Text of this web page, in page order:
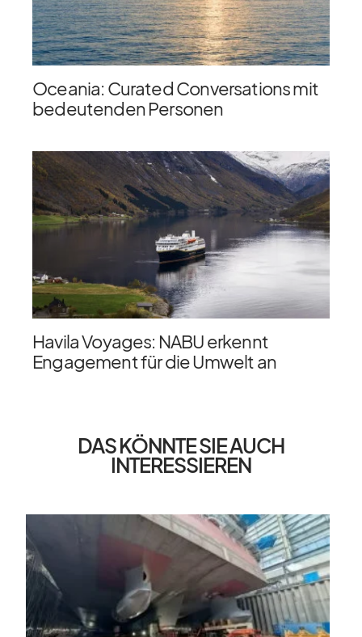
Oceania: Curated Conversations mit
bedeutenden Personen
Havila Voyages: NABU erkennt
Engagement für die Umwelt an
DAS KÖNNTE SIE AUCH
INTERESSIEREN